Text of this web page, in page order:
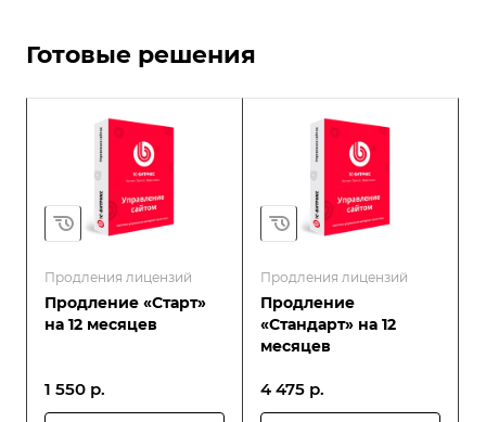
Готовые решения
Продления лицензий
Продление «Старт»
на 12 месяцев
1 550 р.
Продления лицензий
Продление
«Стандарт» на 12
месяцев
4 475 р.